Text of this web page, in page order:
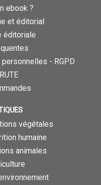
ebook ?
et éditorial
éditoriale
- RGPD
végétales
humaine
animales